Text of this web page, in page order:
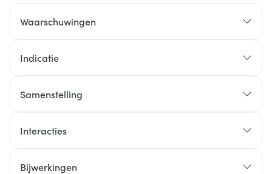
Waarschuwingen
Indicatie
Samenstelling
Interacties
Bijwerkingen